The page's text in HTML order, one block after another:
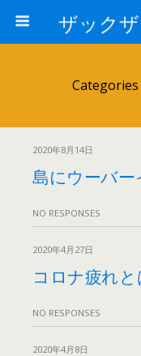
Categories
2020年8月14日
島にウーバー
NO RESPONSES
2020年4月27日
コロナ疲れと
NO RESPONSES
2020年4月8日